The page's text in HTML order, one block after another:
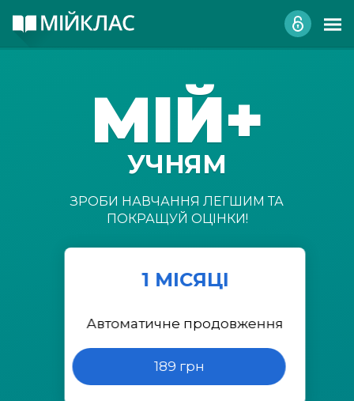
МІЙ+
УЧНЯМ
ЗРОБИ НАВЧАННЯ ЛЕГШИМ ТА
ПОКРАЩУЙ ОЦІНКИ!
1 МІСЯЦІ
Автоматичне продовження
189 грн